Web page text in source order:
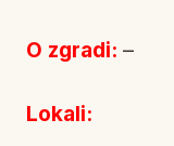
O zgradi: –
Lokali: